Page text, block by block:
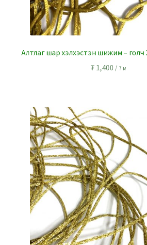
Алтлаг шар хэлхэстэн шижим – голч
₮ 1,400 / 7 м